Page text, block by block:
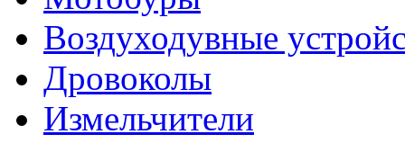
Воздуходувные
Дровоколы
Измельчители